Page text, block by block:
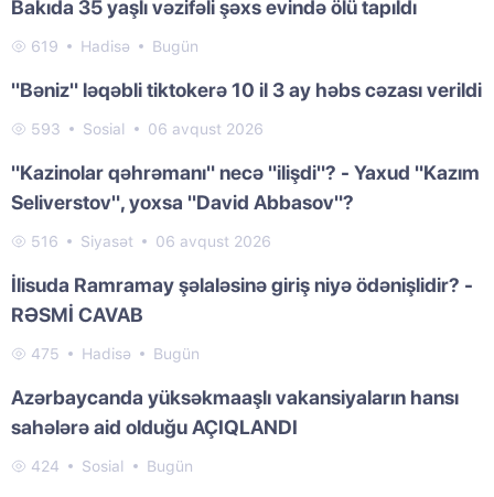
Bakıda 35 yaşlı vəzifəli şəxs evində ölü tapıldı
619 Hadisə Bugün
"Bəniz" ləqəbli tiktokerə 10 il 3 ay həbs cəzası verildi
593 Sosial 06 avqust 2026
"Kazinolar qəhrəmanı" necə "ilişdi"? - Yaxud "Kazım
Seliverstov", yoxsa "David Abbasov"?
516 Siyasət 06 avqust 2026
İlisuda Ramramay şəlaləsinə giriş niyə ödənişlidir? -
RƏSMİ CAVAB
475 Hadisə Bugün
Azərbaycanda yüksəkmaaşlı vakansiyaların hansı
sahələrə aid olduğu AÇIQLANDI
424 Sosial Bugün